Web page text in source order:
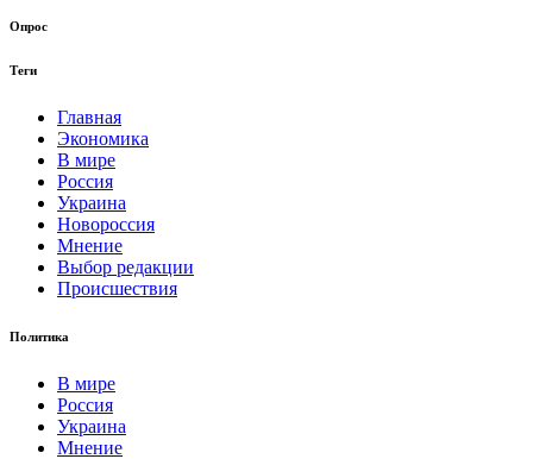
Опрос
Теги
Главная
Экономика
В мире
Россия
Украина
Новороссия
Мнение
Выбор редакции
Происшествия
Политика
В мире
Россия
Украина
Мнение